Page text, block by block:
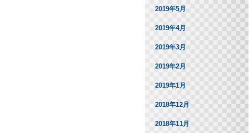
2019年5月
2019年4月
2019年3月
2019年2月
2019年1月
2018年12月
2018年11月